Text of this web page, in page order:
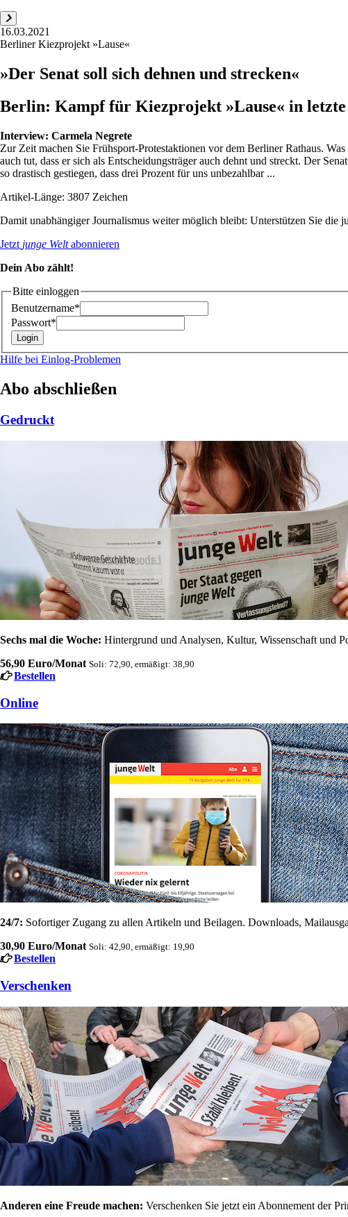
16.03.2021
Berliner Kiezprojekt »Lause«
»Der Senat soll sich dehnen und strecken«
Berlin: Kampf für Kiezprojekt »Lause« in letzte
Interview: Carmela Negrete
Zur Zeit machen Sie Frühsport-Protestaktionen vor dem Berliner Rathaus.
auch tut, dass er sich als Entscheidungsträger auch dehnt und streckt. Der
so drastisch gestiegen, dass drei Prozent für uns unbezahlbar ...
Artikel-Länge: 3807 Zeichen
Damit unabhängiger Journalismus weiter möglich bleibt: Unterstützen Sie die
Jetzt junge Weltabonnieren
Dein Abo zählt!
Bitte einloggen
Benutzername*
Passwort*
Hilfe bei Einlog-Problemen
Abo abschließen
Gedruckt
Sechs mal die Woche: Hintergrund und Analysen, Kultur, Wissenschaft und
56,90 Euro/Monat Soli: 72,90, ermäßigt: 38,90
Bestellen
Online
24/7: Sofortiger Zugang zu allen Artikeln und Beilagen. Downloads,
30,90 Euro/Monat Soli: 42,90, ermäßigt: 19,90
Bestellen
Verschenken
Anderen eine Freude machen: Verschenken Sie jetzt ein Abonnement der